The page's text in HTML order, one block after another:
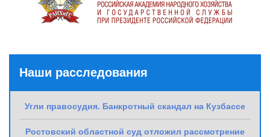
Наши расследования
Угли правосудия. Банкротный скандал на Кузбассе
Ростовский областной суд отложил рассмотрение